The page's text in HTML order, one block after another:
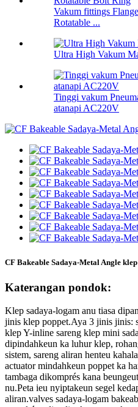
Vakum fittings
Rotatable ...
Ultra High Vakum
Tinggi vakum
atanapi AC220V
CF Bakeable Sadaya-Metal Angle klep
Katerangan pondok:
Klep sadaya-logam anu tiasa
jinis klep poppet.Aya 3 jinis jinis:
klep Y-inline sareng klep mini
dipindahkeun ka luhur klep,
sistem, sareng aliran henteu
actuator mindahkeun poppet ka
tambaga dikomprés kana
nu.Peta ieu nyiptakeun segel
aliran.valves sadaya-logam